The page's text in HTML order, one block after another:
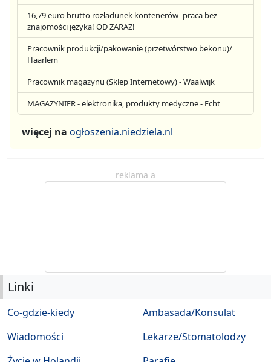
16,79 euro brutto rozładunek kontenerów- praca bez
znajomości języka! OD ZARAZ!
Pracownik produkcji/pakowanie (przetwórstwo bekonu)/
Haarlem
Pracownik magazynu (Sklep Internetowy) - Waalwijk
MAGAZYNIER - elektronika, produkty medyczne - Echt
więcej na ogłoszenia.niedziela.nl
reklama a
Linki
Co-gdzie-kiedy
Wiadomości
Ambasada/Konsulat
Lekarze/Stomatolodzy